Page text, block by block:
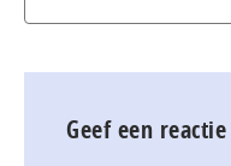
Geef een reactie